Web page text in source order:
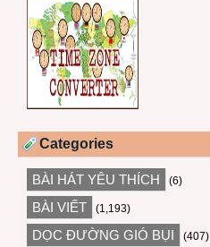
Categories
BÀI HÁT YÊU THÍCH (6)
BÀI VIẾT (1,193)
DỌC ĐƯỜNG GIÓ BỤI (407)